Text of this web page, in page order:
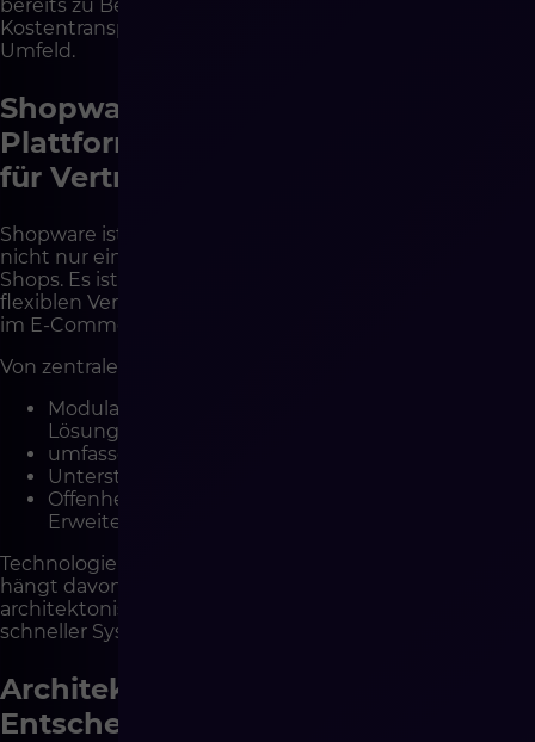
bereits zu Beginn. Das bedeutet höhere
Kostentransparenz und ein stabileres operatives
Umfeld.
Shopware im Jahr 2026 – eine
Plattform für Architektur, nicht nur
für Vertrieb
Shopware ist in seiner aktuellen Entwicklungsform
nicht nur ein System für den Betrieb eines Online-
Shops. Es ist eine Plattform zur Schaffung einer
flexiblen Vertriebsumgebung – sowohl im B2C- als auch
im E-Commerce-B2B-Modell.
Von zentraler Bedeutung sind:
Modularität und die Möglichkeit, Composable-
Lösungen zu entwickeln,
umfassende API-first-Architektur,
Unterstützung für komplexe B2B-Szenarien,
Offenheit für Integrationen und eigene
Erweiterungen.
Technologie bleibt jedoch ein Werkzeug. Das Ergebnis
hängt davon ab, ob die Shopware-Implementierung als
architektonisches Projekt konzipiert wurde oder als
schneller Systemwechsel.
Architektur als strategische
Entscheidung